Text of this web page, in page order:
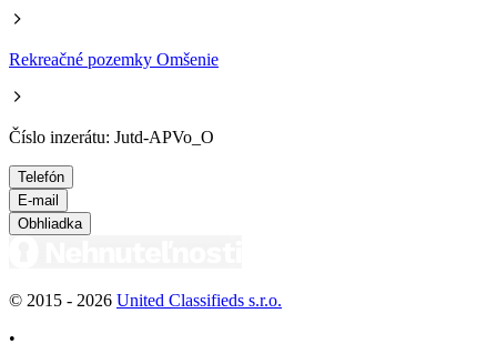
Rekreačné pozemky Omšenie
Číslo inzerátu: Jutd-APVo_O
Telefón
E-mail
Obhliadka
© 2015 - 2026 United Classifieds s.r.o.
•